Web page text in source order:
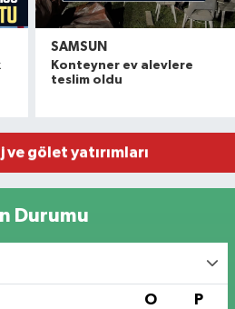
SAMSUN
Konteyner ev alevlere
teslim oldu
yüklü traktör devrildi,
turist sayısı yüzde 13,68
oyuncu gitti, 7 oyuncu geldi
gölet yatırımları
Durumu
O P